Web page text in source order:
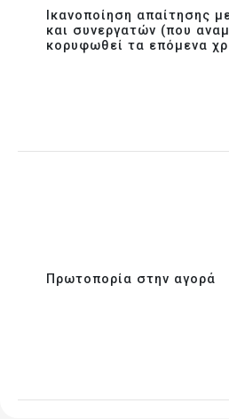
Ικανοποίηση απαίτησης
και συνεργατών (που
κορυφωθεί τα επόμενα
Πρωτοπορία στην αγορά